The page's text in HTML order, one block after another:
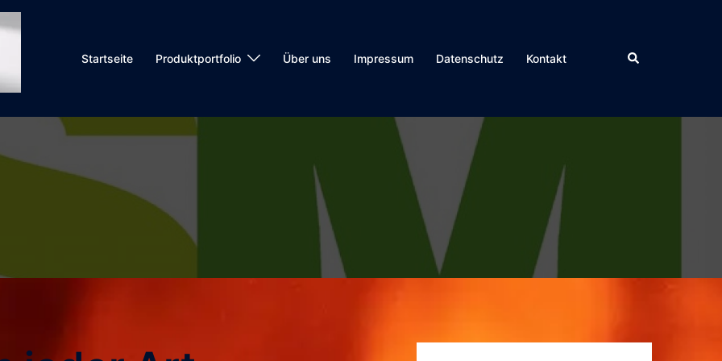
Startseite Produktportfolio Über uns Impressum Datenschutz Kontakt Suche